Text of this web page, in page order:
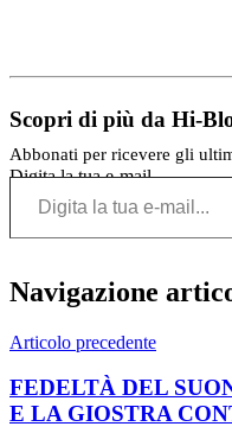
Scopri di più da Hi-
Abbonati per ricevere gli
Digita la tua e-mail...
Navigazione
Articolo precedente
FEDELTÀ DEL
E LA GIOSTRA